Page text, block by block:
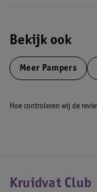
Bekijk ook
Meer Pampers
Hoe controleren wij de
Kruidvat Club